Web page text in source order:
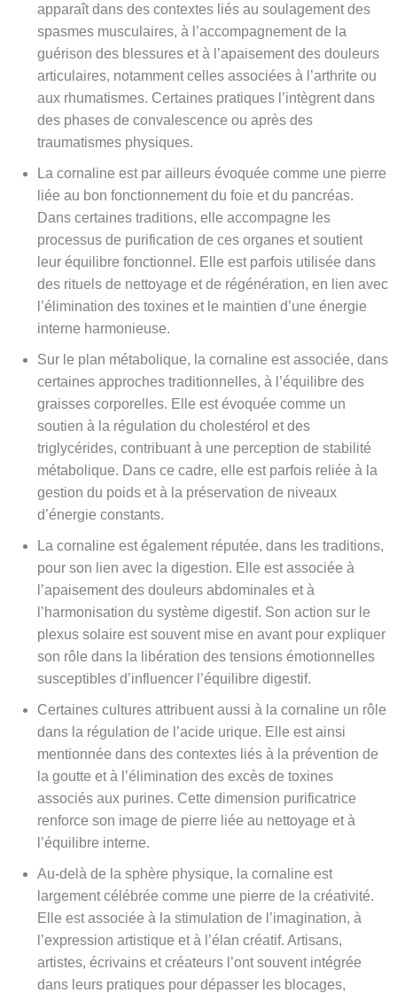
apparaît dans des contextes liés au soulagement des
spasmes musculaires, à l’accompagnement de la
guérison des blessures et à l’apaisement des douleurs
articulaires, notamment celles associées à l’arthrite ou
aux rhumatismes. Certaines pratiques l’intègrent dans
des phases de convalescence ou après des
traumatismes physiques.
La cornaline est par ailleurs évoquée comme une pierre
liée au bon fonctionnement du foie et du pancréas.
Dans certaines traditions, elle accompagne les
processus de purification de ces organes et soutient
leur équilibre fonctionnel. Elle est parfois utilisée dans
des rituels de nettoyage et de régénération, en lien avec
l’élimination des toxines et le maintien d’une énergie
interne harmonieuse.
Sur le plan métabolique, la cornaline est associée, dans
certaines approches traditionnelles, à l’équilibre des
graisses corporelles. Elle est évoquée comme un
soutien à la régulation du cholestérol et des
triglycérides, contribuant à une perception de stabilité
métabolique. Dans ce cadre, elle est parfois reliée à la
gestion du poids et à la préservation de niveaux
d’énergie constants.
La cornaline est également réputée, dans les traditions,
pour son lien avec la digestion. Elle est associée à
l’apaisement des douleurs abdominales et à
l’harmonisation du système digestif. Son action sur le
plexus solaire est souvent mise en avant pour expliquer
son rôle dans la libération des tensions émotionnelles
susceptibles d’influencer l’équilibre digestif.
Certaines cultures attribuent aussi à la cornaline un rôle
dans la régulation de l’acide urique. Elle est ainsi
mentionnée dans des contextes liés à la prévention de
la goutte et à l’élimination des excès de toxines
associés aux purines. Cette dimension purificatrice
renforce son image de pierre liée au nettoyage et à
l’équilibre interne.
Au-delà de la sphère physique, la cornaline est
largement célébrée comme une pierre de la créativité.
Elle est associée à la stimulation de l’imagination, à
l’expression artistique et à l’élan créatif. Artisans,
artistes, écrivains et créateurs l’ont souvent intégrée
dans leurs pratiques pour dépasser les blocages,